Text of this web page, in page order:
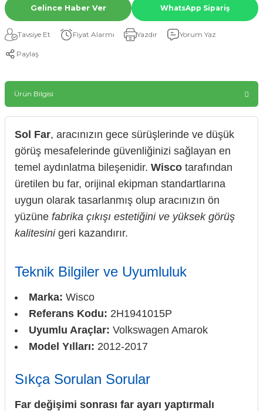
Gelince Haber Ver WhatsApp Sipariş
Tavsiye Et Fiyat Alarmı Yazdır Yorum Yaz
Paylaş
Ürün Bilgisi
Sol Far, aracınızın gece sürüşlerinde ve düşük
görüş mesafelerinde güvenliğinizi sağlayan en
temel aydınlatma bileşenidir. Wisco tarafından
üretilen bu far, orijinal ekipman standartlarına
uygun olarak tasarlanmış olup aracınızın ön
yüzüne fabrika çıkışı estetiğini ve yüksek görüş
kalitesinigeri kazandırır.
Teknik Bilgiler ve Uyumluluk
Marka: Wisco
Referans Kodu: 2H1941015P
Uyumlu Araçlar: Volkswagen Amarok
Model Yılları: 2012-2017
Sıkça Sorulan Sorular
Far değişimi sonrası far ayarı yaptırmalı